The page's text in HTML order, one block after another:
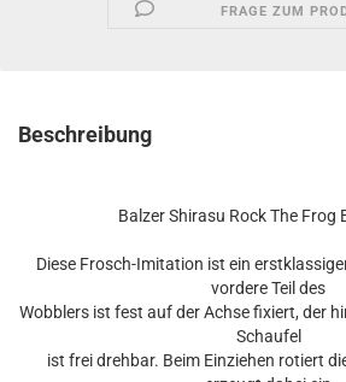
FRAGE ZUM
Beschreibung
Balzer Shirasu Rock The Frog
Diese Frosch-Imitation ist ein
vordere Teil des
Wobblers ist fest auf der Achse fixiert, der
Schaufel
ist frei drehbar. Beim Einziehen rotiert